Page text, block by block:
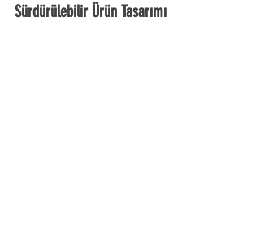
Sürdürülebilir Ürün Tasarımı